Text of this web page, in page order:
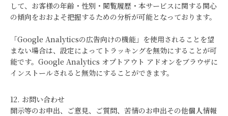
して、お客様の年齢・性別・閲覧履歴・本サービスに関する関心
の傾向をおおよそ把握するための分析が可能となっております。
「Google Analyticsの広告向けの機能」を使用されることを望
まない場合は、設定によってトラッキングを無効にすることが可
能です。Google Analytics オプトアウト アドオンをブラウザに
インストールされると無効にすることができます。
12. お問い合わせ
開示等のお申出、ご意見、ご質問、苦情のお申出その他個人情報